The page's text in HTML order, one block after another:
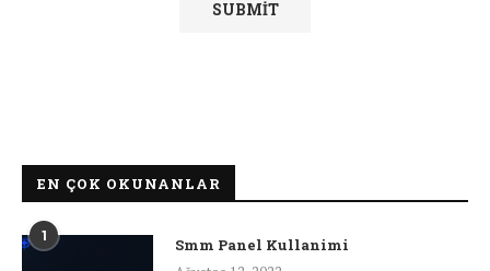
EN ÇOK OKUNANLAR
1
Smm Panel Kullanimi